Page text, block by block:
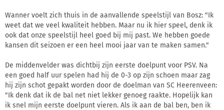
Wanner voelt zich thuis in de aanvallende speelstijl van Bosz: "Ik
weet dat we veel kwaliteit hebben. Maar nu ik hier speel, denk ik
ook dat onze speelstijl heel goed bij mij past. We hebben goede
kansen dit seizoen er een heel mooi jaar van te maken samen."
De middenvelder was dichtbij zijn eerste doelpunt voor PSV. Na
een goed half uur spelen had hij de 0-3 op zijn schoen maar zag
hij zijn schot gepakt worden door de doelman van SC Heerenveen:
"Ik denk dat ik de bal net niet lekker genoeg raakte. Hopelijk kan
ik snel mijn eerste doelpunt vieren. Als ik aan de bal ben, ben ik